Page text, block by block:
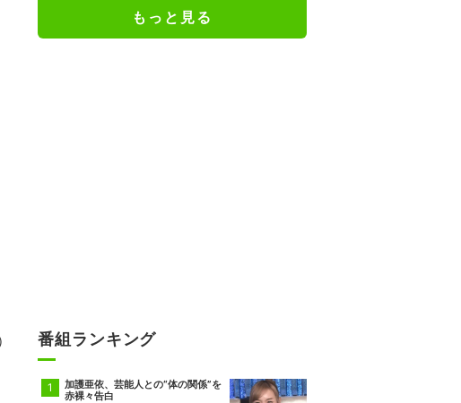
もっと見る
番組ランキング
加護亜依、芸能人との“体の関係”を
赤裸々告白